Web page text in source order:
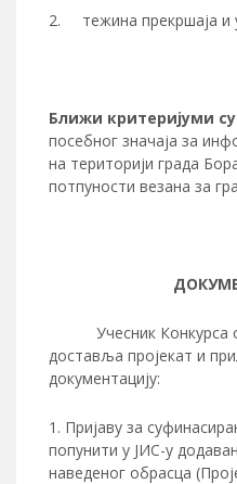
тежина прекршаја и
Ближи критеријуми су
посебног значаја за
на територији града
потпуности везана за
Учесник Конкурса
доставља пројекат и
документацију:
Пријаву за
попунити у ЈИС-у
наведеног обрасца